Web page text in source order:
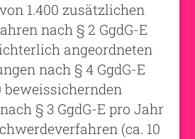
1.400 zusätzlichen
nach § 2 GgdG-E
angeordneten
nach § 4 GgdG-E
beweissichernden
§ 3 GgdG-E pro Jahr
(ca. 10